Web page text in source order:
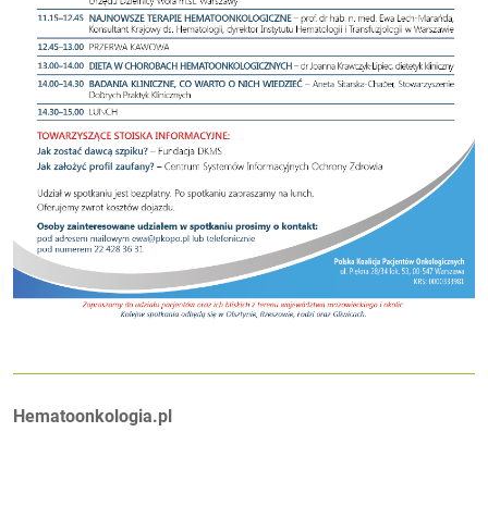
Autorzy:
Hematoonkologia.pl